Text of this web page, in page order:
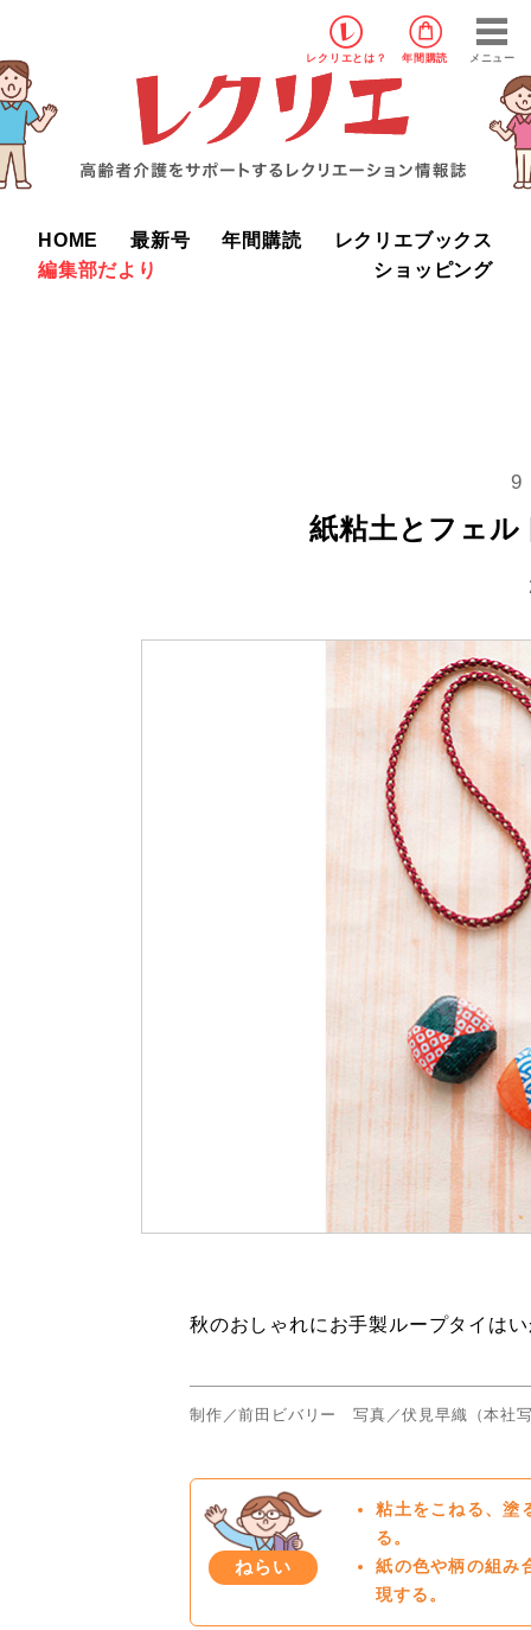
レクリエ とは？ 年間購読 メニュー
HOME 最新号 年間購読
レクリエブックス
編集部だより
ショッピング
9
紙粘土とフェ
秋のおしゃれにお手製ループタイは
制作／前田ビバリー 写真／伏見早織（本社
ねらい
粘土をこねる、塗
る。
紙の色や柄の組み
現する。